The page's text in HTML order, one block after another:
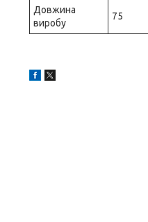
Довжина
виробу
75